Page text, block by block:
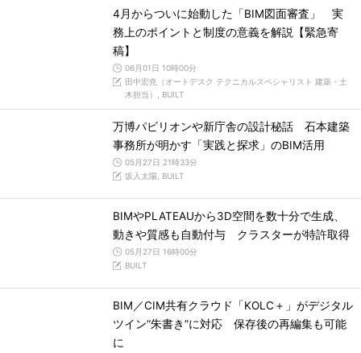
4月からついに始動した「BIM図面審査」 実
務上のポイントと制度の意義を解説【緊急寄
稿】
06月01日 10時00分
田中宏尭（オートデスク テクニカルスペシャリスト 建築・土
木担当）, BUILT
万博パビリオンや新庁舎の設計秘話 石本建築
事務所が明かす「実践と探求」のBIM活用
05月27日 21時33分
坂入太陽, BUILT
BIMやPLATEAUから3D空間を数十分で生成、
動きや質感も自動付与 クラスターが特許取得
05月27日 16時00分
BUILT
BIM／CIM共有クラウド「KOLC＋」がデジタル
ツイン“朱書き”に対応 保存後の再編集も可能
に